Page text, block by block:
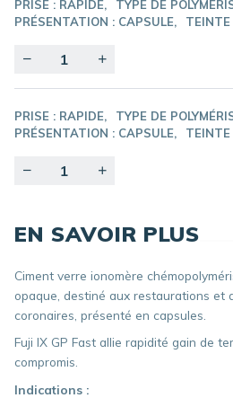
PRISE : RAPIDE TYPE DE
PRÉSENTATION : CAPSULE TEINTE
Quantity
PRISE : RAPIDE TYPE DE
PRÉSENTATION : CAPSULE TEINTE
Quantity
EN SAVOIR PLUS
Ciment verre ionomère
opaque, destiné aux restaurations et
coronaires, présenté en capsules.
Fuji IX GP Fast allie rapidité gain de
compromis.
Indications :